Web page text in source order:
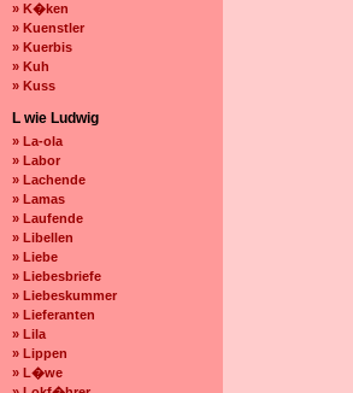
» K�ken
» Kuenstler
» Kuerbis
» Kuh
» Kuss
L wie Ludwig
» La-ola
» Labor
» Lachende
» Lamas
» Laufende
» Libellen
» Liebe
» Liebesbriefe
» Liebeskummer
» Lieferanten
» Lila
» Lippen
» L�we